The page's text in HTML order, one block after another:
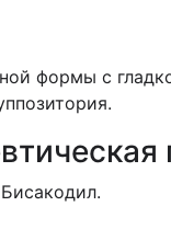
формы с